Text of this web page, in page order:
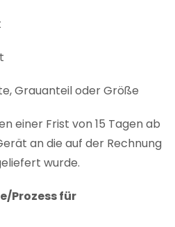
Grauanteil oder Größe
einer Frist von 15 Tagen ab
an die auf der Rechnung
wurde.
Prozess für